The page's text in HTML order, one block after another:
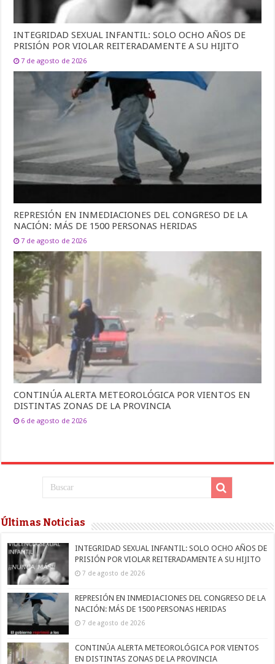
INTEGRIDAD SEXUAL INFANTIL: SOLO OCHO AÑOS DE
PRISIÓN POR VIOLAR REITERADAMENTE A SU HIJITO
7 de agosto de 2026
REPRESIÓN EN INMEDIACIONES DEL CONGRESO DE LA
NACIÓN: MÁS DE 1500 PERSONAS HERIDAS
7 de agosto de 2026
CONTINÚA ALERTA METEOROLÓGICA POR VIENTOS EN
DISTINTAS ZONAS DE LA PROVINCIA
6 de agosto de 2026
Últimas Noticias
INTEGRIDAD SEXUAL INFANTIL: SOLO OCHO AÑOS DE
PRISIÓN POR VIOLAR REITERADAMENTE A SU HIJITO
7 de agosto de 2026
REPRESIÓN EN INMEDIACIONES DEL CONGRESO DE LA
NACIÓN: MÁS DE 1500 PERSONAS HERIDAS
7 de agosto de 2026
CONTINÚA ALERTA METEOROLÓGICA POR VIENTOS
EN DISTINTAS ZONAS DE LA PROVINCIA